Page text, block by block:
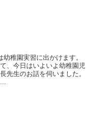
稚園実習に出かけます。
、今日はいよいよ幼稚園児
先生のお話を伺いました。